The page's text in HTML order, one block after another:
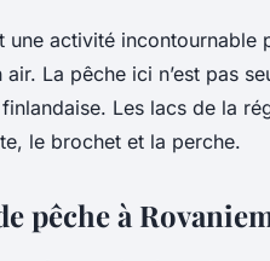
une activité incontournable
La pêche ici n’est pas
Les lacs de la
le brochet et la perche.
pêche à